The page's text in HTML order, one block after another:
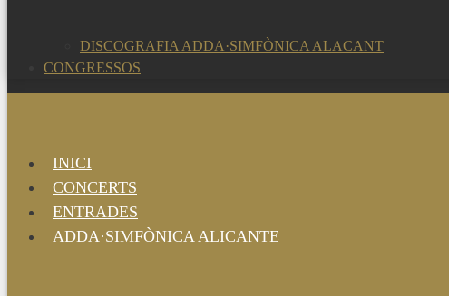
DISCOGRAFIA ADDA·SIMFÒNICA ALACANT
CONGRESSOS
INICI
CONCERTS
ENTRADES
ADDA·SIMFÒNICA ALICANTE